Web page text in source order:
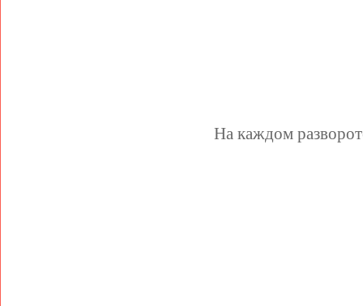
На каждом